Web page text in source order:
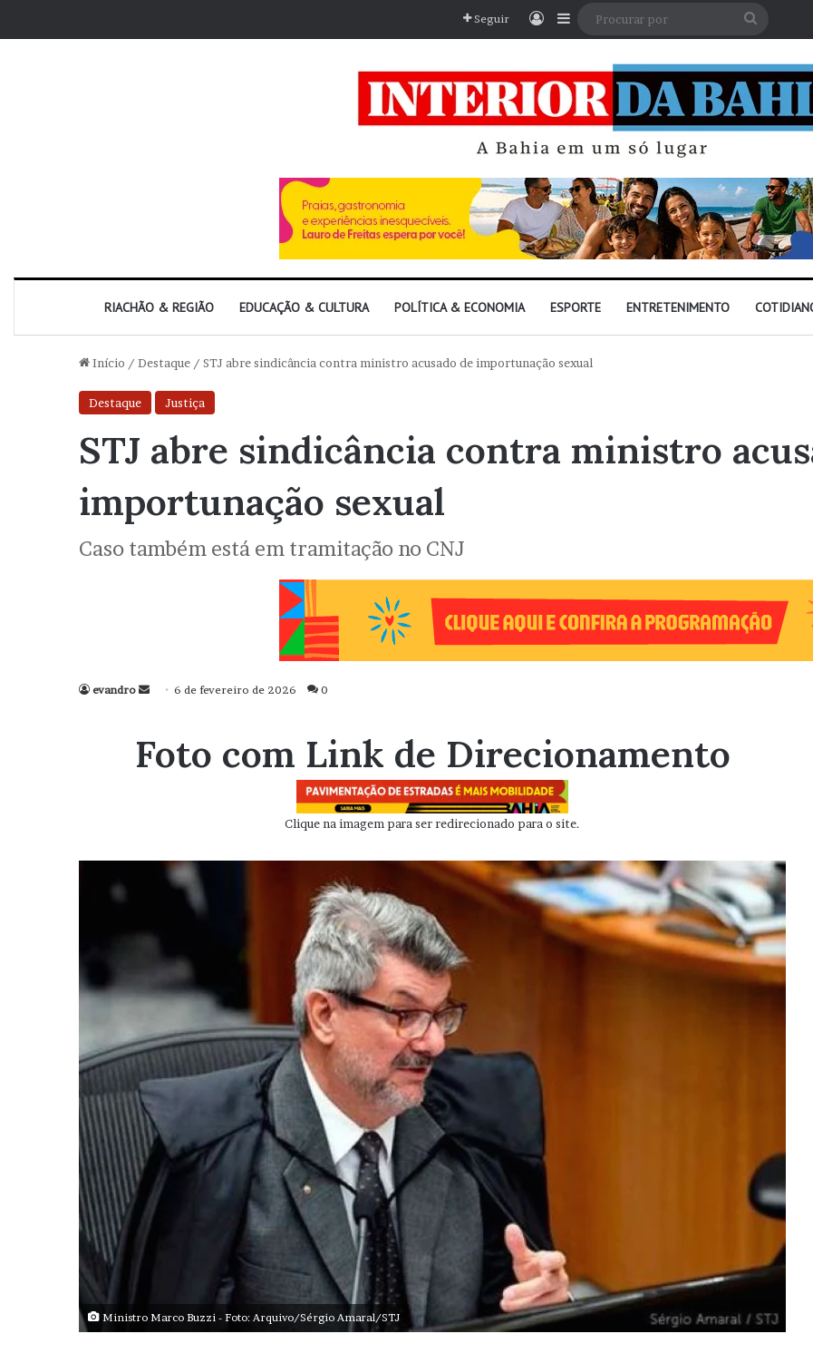
Seguir EntrarBarra Lateral
RIACHÃO & REGIÃO EDUCAÇÃO & CULTURA POLÍTICA & ECONOMIA ESPORTE ENTRETENIMENTO
Início / Destaque / STJ abre sindicância contra ministro acusado de importunação sexual
Destaque Justiça
STJ abre sindicância contra ministro
importunação sexual
Caso também está em tramitação no CNJ
evandro
Mande
mail
6 de fevereiro de 2026 0
Foto com Link de Direcionamento
Clique na imagem para ser redirecionado para o site.
Ministro Marco Buzzi - Foto: Arquivo/Sérgio Amaral/STJ